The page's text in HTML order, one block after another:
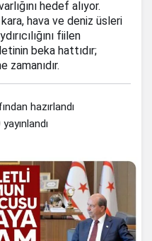
hedef alıyor.
hava ve deniz üsleri
fiilen
beka hattıdır;
hazırlandı
yayınlandı